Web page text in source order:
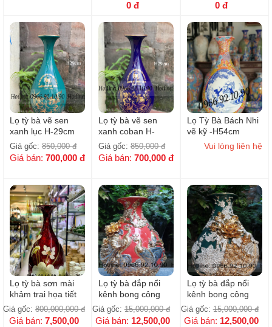
0 đ
0 đ
Lọ tỳ bà vẽ sen
xanh lục H-29cm
Giá gốc: 850,000 đ
Giá bán: 700,000 đ
Lọ tỳ bà vẽ sen
xanh coban H-
29cm
Giá gốc:850,000 đ
Giá bán: 700,000 đ
Lọ Tỳ Bà Bách Nhi
vẽ kỹ -H54cm
Vui lòng liên hệ
Lọ tỳ bà sơn mài
khảm trai họa tiết
sen cao cấp Bát
Tràng H87cm
Giá gốc: 800,000,000 đ
Giá bán: 7,500,00
Lọ tỳ bà đắp nổi
kênh bong công
đào vẽ vàng cao
cấp Bát Tràng -
Giá gốc: 15,000,000 đ
Giá bán: 12,500,00
Lọ tỳ bà đắp nổi
kênh bong công
đào vẽ vàng cao
cấp Bát Tràng -
Giá gốc:15,000,000 đ
Giá bán: 12,500,00